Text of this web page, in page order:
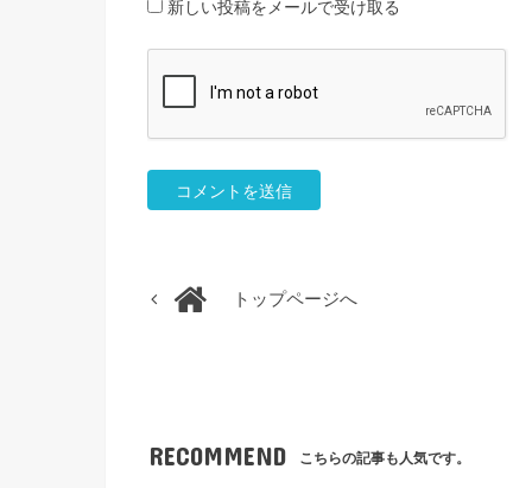
新しい投稿をメールで受け取る
トップページへ
RECOMMEND こちらの記事も人気です。